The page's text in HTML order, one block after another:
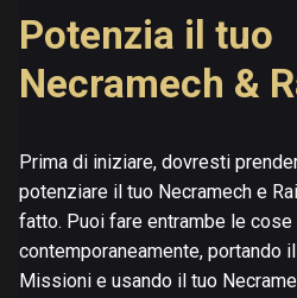
Potenzia il tuo
Necramech &
Prima di iniziare, dovresti
potenziare il tuo Necramech e
fatto. Puoi fare entrambe le cose
contemporaneamente, portando
Missioni e usando il tuo